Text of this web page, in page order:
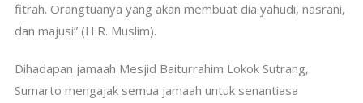
fitrah. Orangtuanya yang akan membuat dia yahudi, nasrani,
dan majusi” (H.R. Muslim).
Dihadapan jamaah Mesjid Baiturrahim Lokok Sutrang,
Sumarto mengajak semua jamaah untuk senantiasa